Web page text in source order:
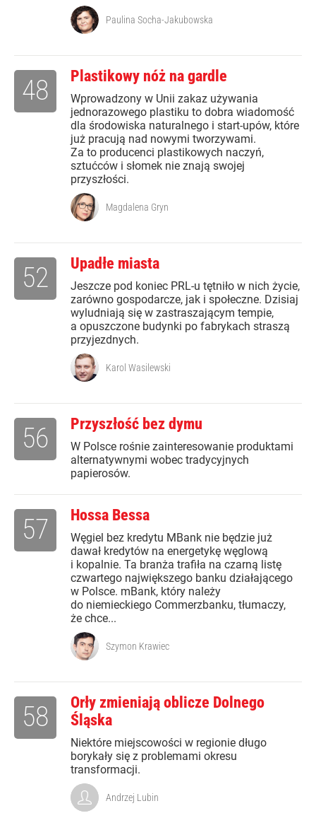
Paulina Socha-Jakubowska
Plastikowy nóż na gardle
Wprowadzony w Unii zakaz używania
jednorazowego plastiku to dobra wiadomość
dla środowiska naturalnego i start-upów, które
już pracują nad nowymi tworzywami.
Za to producenci plastikowych naczyń,
sztućców i słomek nie znają swojej
przyszłości.
48
Magdalena Gryn
Upadłe miasta
Jeszcze pod koniec PRL-u tętniło w nich życie,
zarówno gospodarcze, jak i społeczne. Dzisiaj
wyludniają się w zastraszającym tempie,
a opuszczone budynki po fabrykach straszą
przyjezdnych.
52
Karol Wasilewski
Przyszłość bez dymu
W Polsce rośnie zainteresowanie produktami
alternatywnymi wobec tradycyjnych
papierosów.
56
Hossa Bessa
Węgiel bez kredytu MBank nie będzie już
dawał kredytów na energetykę węglową
i kopalnie. Ta branża trafiła na czarną listę
czwartego największego banku działającego
w Polsce. mBank, który należy
do niemieckiego Commerzbanku, tłumaczy,
że chce...
57
Szymon Krawiec
Orły zmieniają oblicze Dolnego
Śląska
Niektóre miejscowości w regionie długo
borykały się z problemami okresu
transformacji.
58
Andrzej Lubin